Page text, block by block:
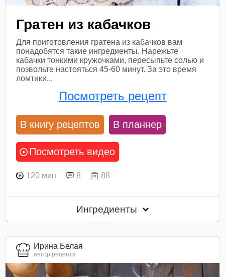
Гратен из кабачков
Для приготовления гратена из кабачков вам
понадобятся такие ингредиенты. Нарежьте
кабачки тонкими кружочками, пересыпьте солью и
позвольте настояться 45-60 минут. За это время
ломтики...
Посмотреть рецепт
В книгу рецептов В планнер
Посмотреть видео
120 мин 8 88
Ингредиенты
Ирина Белая
автор рецепта